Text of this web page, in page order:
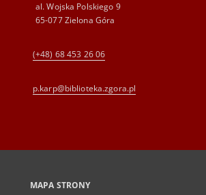
al. Wojska Polskiego 9
65-077 Zielona Góra
(+48) 68 453 26 06
p.karp@biblioteka.zgora.pl
MAPA STRONY